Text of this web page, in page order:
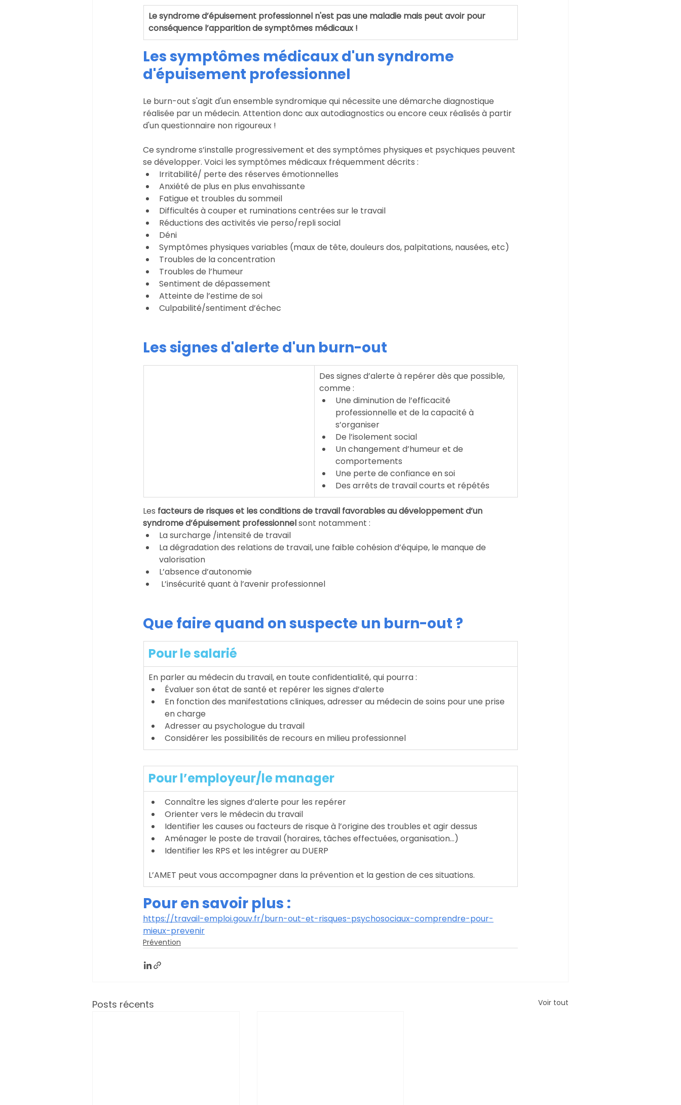
Le syndrome d’épuisement professionnel n'est pas une maladie mais peut avoir pour
conséquence l’apparition de symptômes médicaux !
Les symptômes médicaux d'un syndrome
d'épuisement professionnel
Le burn-out s'agit d'un ensemble syndromique qui nécessite une démarche diagnostique
réalisée par un médecin. Attention donc aux autodiagnostics ou encore ceux réalisés à partir
d'un questionnaire non rigoureux !
Ce syndrome s’installe progressivement et des symptômes physiques et psychiques peuvent
se développer. Voici les symptômes médicaux fréquemment décrits :
Irritabilité/ perte des réserves émotionnelles
Anxiété de plus en plus envahissante
Fatigue et troubles du sommeil
Difficultés à couper et ruminations centrées sur le travail
Réductions des activités vie perso/repli social
Déni
Symptômes physiques variables (maux de tête, douleurs dos, palpitations, nausées, etc)
Troubles de la concentration
Troubles de l’humeur
Sentiment de dépassement
Atteinte de l’estime de soi
Culpabilité/sentiment d’échec
Les signes d'alerte d'un burn-out
Des signes d’alerte à repérer dès que possible,
comme :
Une diminution de l’efficacité
professionnelle et de la capacité à
s’organiser
De l’isolement social
Un changement d’humeur et de
comportements
Une perte de confiance en soi
Des arrêts de travail courts et répétés
Les facteurs de risques et les conditions de travail favorables au développement d’un
syndrome d’épuisement professionnel sont notamment :
La surcharge /intensité de travail
La dégradation des relations de travail, une faible cohésion d’équipe, le manque de
valorisation
L’absence d’autonomie
L’insécurité quant à l’avenir professionnel
Que faire quand on suspecte un burn-out ?
Pour le salarié
En parler au médecin du travail, en toute confidentialité, qui pourra :
Évaluer son état de santé et repérer les signes d’alerte
En fonction des manifestations cliniques, adresser au médecin de soins pour une prise
en charge
Adresser au psychologue du travail
Considérer les possibilités de recours en milieu professionnel
Pour l’employeur/le manager
Connaître les signes d’alerte pour les repérer
Orienter vers le médecin du travail
Identifier les causes ou facteurs de risque à l’origine des troubles et agir dessus
Aménager le poste de travail (horaires, tâches effectuées, organisation…)
Identifier les RPS et les intégrer au DUERP
L’AMET peut vous accompagner dans la prévention et la gestion de ces situations.
Pour en savoir plus :
https://travail-emploi.gouv.fr/burn-out-et-risques-psychosociaux-comprendre-pour-
mieux-prevenir
Prévention
Posts récents Voir tout